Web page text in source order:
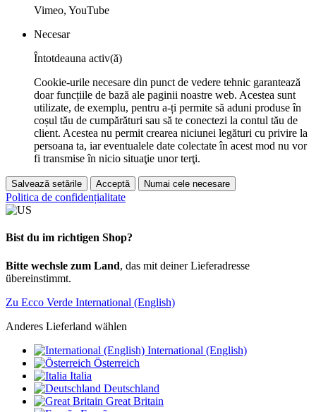
Vimeo, YouTube
Necesar
Întotdeauna activ(ă)
Cookie-urile necesare din punct de vedere tehnic garantează
doar funcțiile de bază ale paginii noastre web. Acestea sunt
utilizate, de exemplu, pentru a-ți permite să aduni produse în
coșul tău de cumpărături sau să te conectezi la contul tău de
client. Acestea nu permit crearea niciunei legături cu privire la
persoana ta, iar eventualele date colectate în acest mod nu vor
fi transmise în nicio situaţie unor terţi.
Salvează setările Acceptă Numai cele necesare
Politica de confidențialitate
Bist du im richtigen Shop?
Bitte wechsle zum Land, das mit deiner Lieferadresse
übereinstimmt.
Zu Ecco Verde International (English)
Anderes Lieferland wählen
International (English)
Österreich
Italia
Deutschland
Great Britain